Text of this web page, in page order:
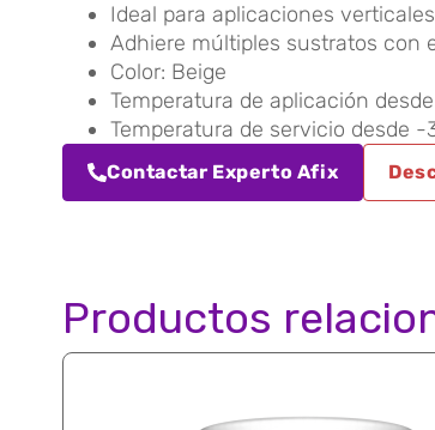
Ideal para aplicaciones
Adhiere múltiples sustratos con
Color: Beige
Temperatura de aplicación
Temperatura de servicio desde -
Contactar Experto Afix
Productos